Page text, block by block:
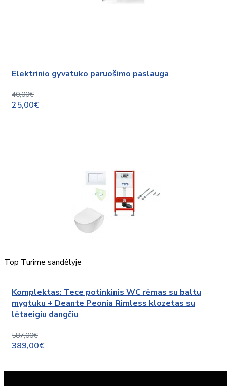
Elektrinio gyvatuko paruošimo paslauga
40,00€
25,00€
Top Turime sandėlyje
Komplektas: Tece potinkinis WC rėmas su baltu
mygtuku + Deante Peonia Rimless klozetas su
lėtaeigiu dangčiu
587,00€
389,00€